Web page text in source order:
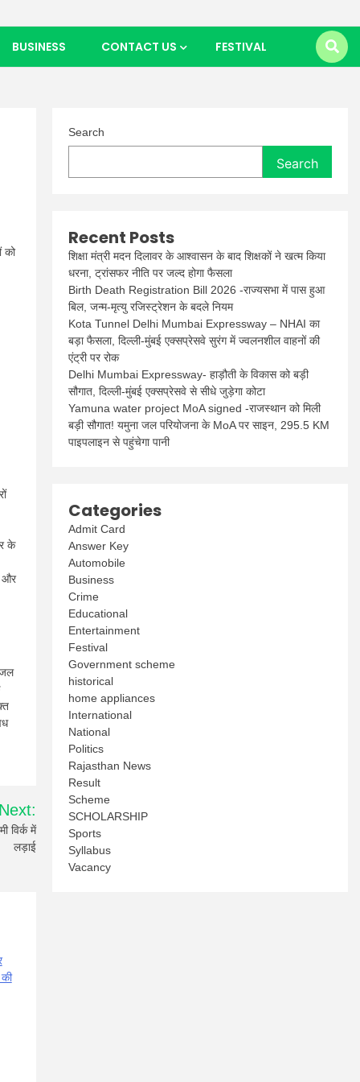
BUSINESS CONTACT US FESTIVAL
को
के
और
Next:
विर्क में
लड़ाई
Search
Search
Recent Posts
शिक्षा मंत्री मदन दिलावर के आश्वासन के बाद शिक्षकों ने खत्म किया
धरना, ट्रांसफर नीति पर जल्द होगा फैसला
Birth Death Registration Bill 2026 -राज्यसभा में पास हुआ
बिल, जन्म-मृत्यु रजिस्ट्रेशन के बदले नियम
Kota Tunnel Delhi Mumbai Expressway – NHAI का
बड़ा फैसला, दिल्ली-मुंबई एक्सप्रेसवे सुरंग में ज्वलनशील वाहनों की
एंट्री पर रोक
Delhi Mumbai Expressway- हाड़ौती के विकास को बड़ी
सौगात, दिल्ली-मुंबई एक्सप्रेसवे से सीधे जुड़ेगा कोटा
Yamuna water project MoA signed -राजस्थान को मिली
बड़ी सौगात! यमुना जल परियोजना के MoA पर साइन, 295.5 KM
पाइपलाइन से पहुंचेगा पानी
Categories
Admit Card
Answer Key
Automobile
Business
Crime
Educational
Entertainment
Festival
Government scheme
historical
home appliances
International
National
Politics
Rajasthan News
Result
Scheme
SCHOLARSHIP
Sports
Syllabus
Vacancy